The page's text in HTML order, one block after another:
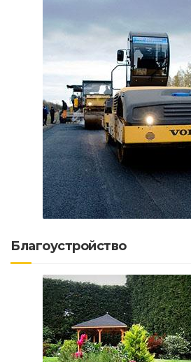
Благоустройство